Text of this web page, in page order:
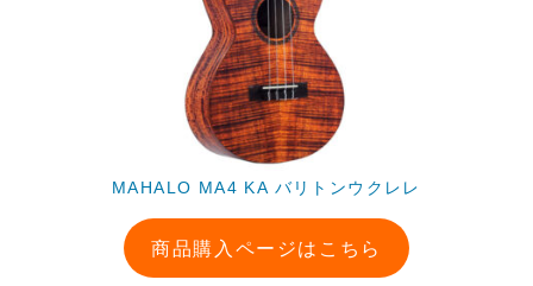
MAHALO MA4 KA バリトンウクレレ
商品購入ページはこちら